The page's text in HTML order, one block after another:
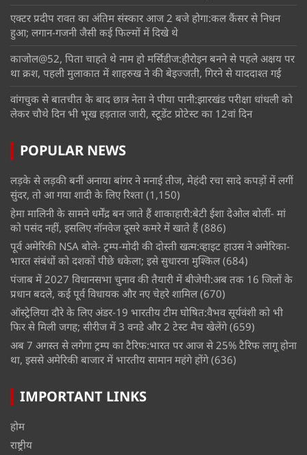
एक्टर प्रदीप रावत का अंतिम संस्कार आज 2 बजे होगा:कल कैंसर से निधन
हुआ; लगान-गजनी जैसी कई फिल्मों में दिखे थे
काजोल@52, पिता चाहते थे नाम हो मर्सिडीज:हीरोइन बनने से पहले अक्षय पर
था क्रश, पहली मुलाकात में शाहरुख ने की बेइज्जती, गिरने से याददाश्त गई
वांगचुक से बातचीत के बाद छात्र नेता ने पीया पानी:झारखंड परीक्षा धांधली को
लेकर चौथे दिन भी भूख हड़ताल जारी, स्टूडेंट प्रोटेस्ट का 12वां दिन
POPULAR NEWS
लड़के से लड़की बनीं अनाया बांगर ने मनाई तीज, मेहंदी रचा सादे कपड़ों में लगीं
सुंदर, तो आ गया शादी के लिए रिश्ता (1,150)
हेमा मालिनी के सामने धर्मेंद्र बन जाते हैं शाकाहारी:बेटी ईशा देओल बोलीं- मां
को पसंद नहीं, इसलिए नॉनवेज दूसरे कमरे में खाते हैं (886)
पूर्व अमेरिकी NSA बोले- ट्रम्प-मोदी की दोस्ती खत्म:व्हाइट हाउस ने अमेरिका-
भारत संबंधों को दशकों पीछे धकेला; इसे सुधारना मुश्किल (684)
पंजाब में 2027 विधानसभा चुनाव की तैयारी में बीजेपी:अब तक 16 जिलों के
प्रधान बदले, कई पूर्व विधायक और नए चेहरे शामिल (670)
ऑस्ट्रेलिया दौरे के लिए अंडर-19 भारतीय टीम घोषित:वैभव सूर्यवंशी को भी
फिर से मिली जगह; सीरीज में 3 वनडे और 2 टेस्ट मैच खेलेंगे (659)
अब 7 अगस्त से लगेगा ट्रम्प का टैरिफ:भारत पर आज से 25% टैरिफ लागू होना
था, इससे अमेरिकी बाजार में भारतीय सामान महंगे होंगे (636)
IMPORTANT LINKS
होम
राष्ट्रीय